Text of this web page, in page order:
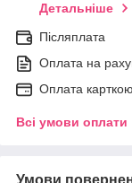
Детальніше
Післяплата
Оплата на
Оплата
Всі умови оплати